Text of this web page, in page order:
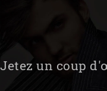
Jetez un coup